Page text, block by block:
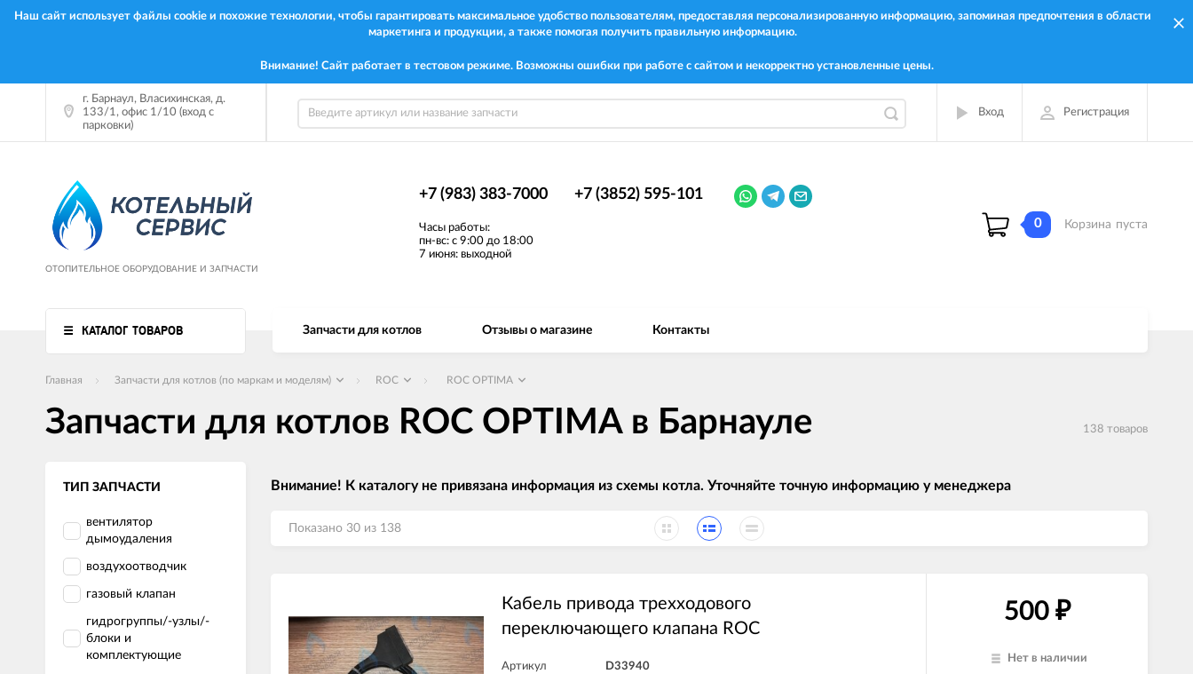
Наш сайт использует файлы cookie и похожие технологии, чтобы гарантировать максимальное удобство пользователям, предоставляя персонализированную информацию, запоминая предпочтения в области
маркетинга и продукции, а также помогая получить правильную информацию.
Внимание! Сайт работает в тестовом режиме. Возможны ошибки при работе с сайтом и некорректно установленные цены.
г. Барнаул, Власихинская, д.
133/1, офис 1/10 (вход с
парковки)
Вход Регистрация
ОТОПИТЕЛЬНОЕ ОБОРУДОВАНИЕ И ЗАПЧАСТИ
+7 (983) 383-7000 +7 (3852) 595-101
Часы работы:
пн-вс: с 9:00 до 18:00
7 июня: выходной
0 Корзина пуста
КАТАЛОГ ТОВАРОВ Запчасти для котлов Отзывы о магазине Контакты
Главная Запчасти для котлов (по маркам и моделям) ROC ROC OPTIMA
Запчасти для котлов ROC OPTIMA в Барнауле 138 товаров
ТИП ЗАПЧАСТИ
вентилятор
дымоудаления
воздухоотводчик
газовый клапан
гидрогруппы/-узлы/-
блоки и
комплектующие
Внимание! К каталогу не привязана информация из схемы котла. Уточняйте точную информацию у менеджера
Показано 30 из 138
Кабель привода трехходового
переключающего клапана ROC
Артикул D33940
500 ₽
Нет в наличии